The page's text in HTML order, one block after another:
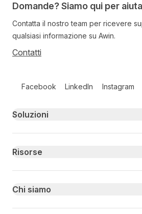
Domande? Siamo qui per
Contatta il nostro team per ricevere
qualsiasi informazione su Awin.
Contatti
Facebook LinkedIn Instagram
Primary footer navigation
Soluzioni
Risorse
Chi siamo